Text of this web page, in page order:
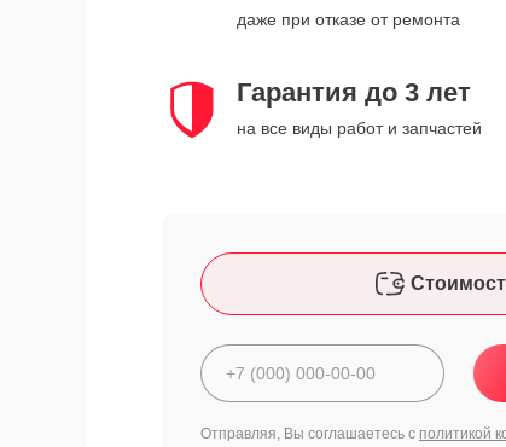
даже при отказе от ремонта
Гарантия до 3 лет
на все виды работ и запчастей
Отправляя, Вы соглашаетесь с политикой